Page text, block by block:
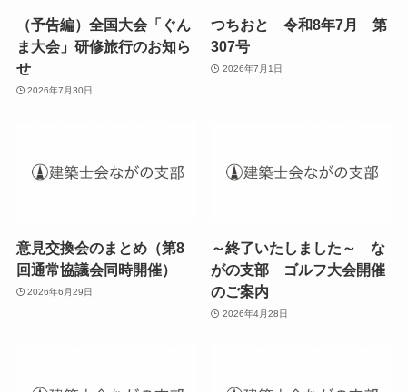
（予告編）全国大会「ぐん
ま大会」研修旅行のお知ら
せ
2026年7月30日
つちおと 令和8年7月 第
307号
2026年7月1日
意見交換会のまとめ（第8
回通常協議会同時開催）
2026年6月29日
～終了いたしました～ な
がの支部 ゴルフ大会開催
のご案内
2026年4月28日